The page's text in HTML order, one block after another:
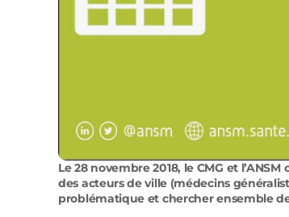
Le 28 novembre 2018, le CMG et
des acteurs de ville (médecins
problématique et chercher ensemble